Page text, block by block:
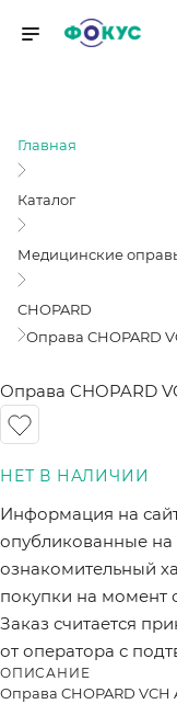
Главная
Каталог
Медицинские
CHOPARD
Оправа CHOPARD
Оправа CHOPARD
Информация на
опубликованные на
ознакомительный
покупки на момент
Заказ считается
от оператора с
ОПИСАНИЕ
Оправа CHOPARD VCH